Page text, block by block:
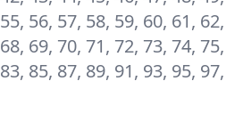
56, 57, 58, 59, 60, 61, 62,
69, 70, 71, 72, 73, 74, 75,
85, 87, 89, 91, 93, 95, 97,